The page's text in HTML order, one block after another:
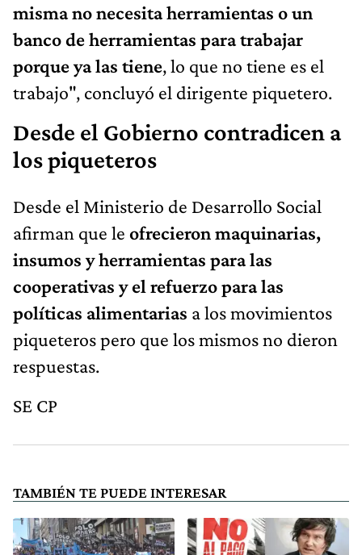
misma no necesita herramientas o un
banco de herramientas para trabajar
porque ya las tiene, lo que no tiene es el
trabajo", concluyó el dirigente piquetero.
Desde el Gobierno contradicen a
los piqueteros
Desde el Ministerio de Desarrollo Social
afirman que le ofrecieron maquinarias,
insumos y herramientas para las
cooperativas y el refuerzo para las
políticas alimentarias a los movimientos
piqueteros pero que los mismos no dieron
respuestas.
SE CP
TAMBIÉN TE PUEDE INTERESAR